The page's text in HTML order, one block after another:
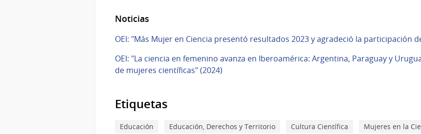
Noticias
OEI: "Más Mujer en Ciencia presentó resultados 2023 y agradeció la participación
OEI: "La ciencia en femenino avanza en Iberoamérica: Argentina, Paraguay y
de mujeres científicas" (2024)
Etiquetas
Educación Educación, Derechos y Territorio Cultura Científica Mujeres en la